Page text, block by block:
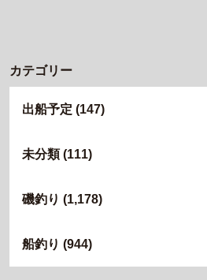
カテゴリー
出船予定 (147)
未分類(111)
磯釣り (1,178)
船釣り (944)